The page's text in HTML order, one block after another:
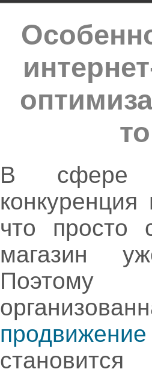
В сфере
конкуренция
что просто
магазин